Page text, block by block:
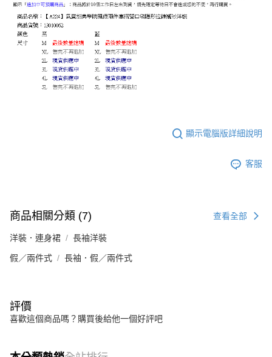
顯示電腦版詳細說明
客服
商品相關分類 (7) 查看全部
洋裝．連身裙 長袖洋裝
假／兩件式 長袖．假／兩件式
評價
喜歡這個商品嗎？購買後給他一個好評吧